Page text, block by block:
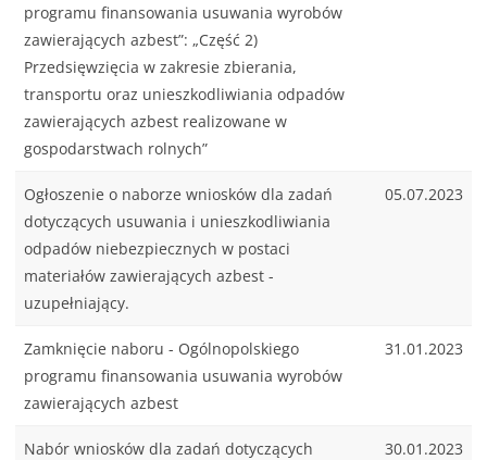
programu finansowania usuwania wyrobów
zawierających azbest”: „Część 2)
Przedsięwzięcia w zakresie zbierania,
transportu oraz unieszkodliwiania odpadów
zawierających azbest realizowane w
gospodarstwach rolnych”
Ogłoszenie o naborze wniosków dla zadań
dotyczących usuwania i unieszkodliwiania
odpadów niebezpiecznych w postaci
materiałów zawierających azbest -
uzupełniający.
05.07.2023
Zamknięcie naboru - Ogólnopolskiego
programu finansowania usuwania wyrobów
zawierających azbest
31.01.2023
Nabór wniosków dla zadań dotyczących
30.01.2023